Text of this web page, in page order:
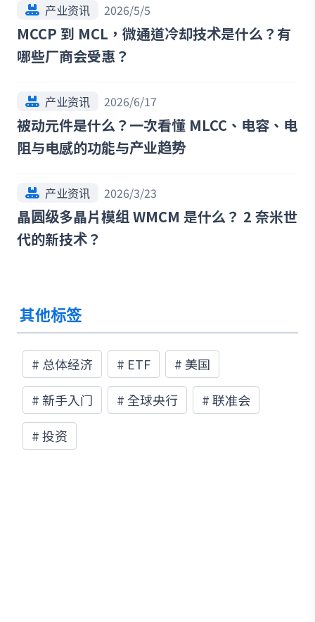
产业资讯 2026/5/5
MCCP 到 MCL，微通道冷却技术是什么？有
哪些厂商会受惠？
产业资讯 2026/6/17
被动元件是什么？一次看懂 MLCC、电容、电
阻与电感的功能与产业趋势
产业资讯 2026/3/23
晶圆级多晶片模组 WMCM 是什么？ 2 奈米世
代的新技术？
其他标签
# 总体经济 # ETF # 美国
#新手入门 # 全球央行 #联准会
#投资